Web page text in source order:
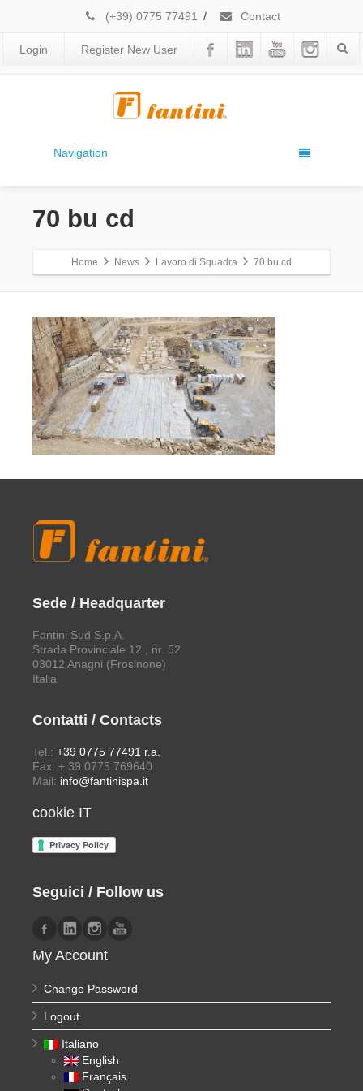
(+39) 0775 77491 / Contact
Login Register New User
Navigation
70 bu cd
Home News Lavoro di Squadra 70 bu cd
Sede / Headquarter
Fantini Sud S.p.A.
Strada Provinciale 12 , nr. 52
03012 Anagni (Frosinone)
Italia
Contatti / Contacts
Tel.: +39 0775 77491 r.a.
Fax: + 39 0775 769640
Mail: info@fantinispa.it
cookie IT
Seguici / Follow us
My Account
Change Password
Logout
Italiano
English
Français